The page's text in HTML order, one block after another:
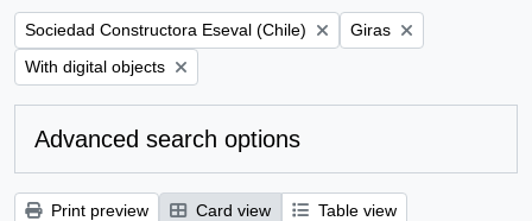
Remove filter:
Sociedad Constructora Eseval (Chile) Remove filter:
Giras
Remove filter:
With digital objects
Advanced search options
Print preview Card view
Table view